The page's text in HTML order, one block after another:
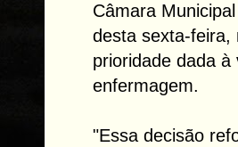
Câmara
desta sexta-feira,
prioridade dada à
enfermagem.
"Essa decisão